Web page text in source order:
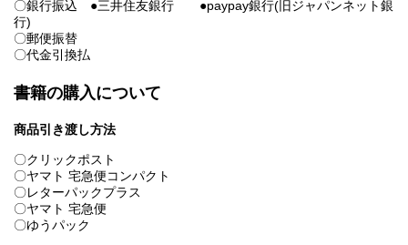
〇銀行振込 ●三井住友銀行 ●paypay銀行(旧ジャパンネット銀
行)
〇郵便振替
〇代金引換払
書籍の購入について
商品引き渡し方法
〇クリックポスト
〇ヤマト 宅急便コンパクト
〇レターパックプラス
〇ヤマト 宅急便
〇ゆうパック